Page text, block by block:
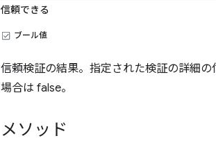
信頼できる
ブール値
信頼検証の結果。指定された検証の詳細
場合は false。
メソッド